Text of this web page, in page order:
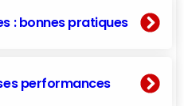
: bonnes pratiques
performances